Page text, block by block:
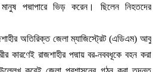
পদ্মাপারে ভিড় করেন। ছিলেন নিহতদের
অতিরিক্ত জেলা ম্যাজিস্ট্রেট (এডিএম) আবু
কারণেই রাজশাহীর পদ্মায় বর-নববধূকে বহন করা